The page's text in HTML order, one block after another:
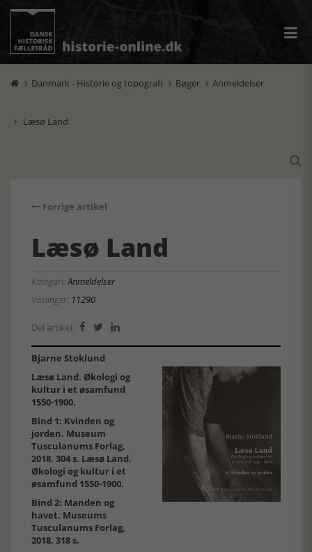
 Danmark - Historie og topografi  Bøger  Anmeldelser
 Læsø Land

Forrige artikel
Læsø Land
Kategori:Anmeldelser
Visninger: 11290
Del artikel:   
Bjarne Stoklund
Læsø Land. Økologi og
kultur i et øsamfund
1550-1900.
Bind 1: Kvinden og
jorden. Museum
Tusculanums Forlag,
2018, 304 s. Læsø Land.
Økologi og kultur i et
øsamfund 1550-1900.
Bind 2: Manden og
havet. Museums
Tusculanums Forlag,
2018, 318 s.